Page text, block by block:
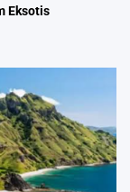
Eksotis